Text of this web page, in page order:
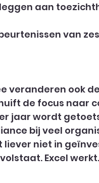
aan
van
veranderen ook
de focus naar
jaar wordt
bij veel
liever niet in
Excel